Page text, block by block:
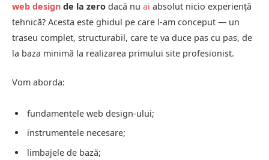
web design de la zero dacă nu ai absolut nicio experiență
tehnică? Acesta este ghidul pe care l-am conceput — un
traseu complet, structurabil, care te va duce pas cu pas, de
la baza minimă la realizarea primului site profesionist.
Vom aborda:
fundamentele web design-ului;
instrumentele necesare;
limbajele de bază;